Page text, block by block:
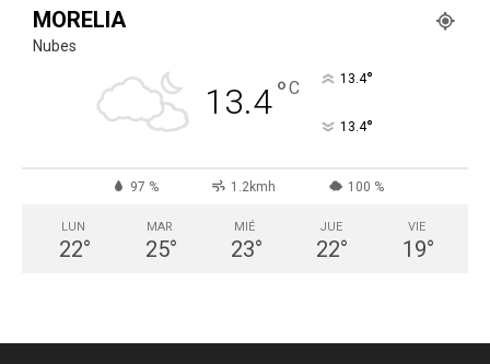
MORELIA
Nubes
13.4°C 13.4°
13.4°
97 % 1.2kmh 100 %
LUN
22°
MAR
25°
MIÉ
23°
JUE
22°
VIE
19°